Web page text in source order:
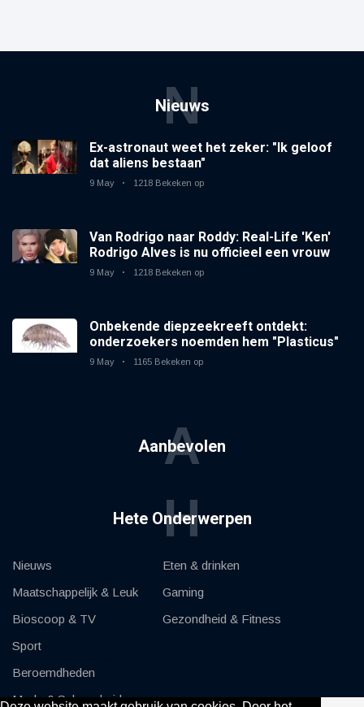
Nieuws
N
Ex-astronaut weet het zeker: "Ik geloof
dat aliens bestaan"
9 May 1218 Bekeken op
Van Rodrigo naar Roddy: Real-Life 'Ken'
Rodrigo Alves is nu officieel een vrouw
9 May 1218 Bekeken op
Onbekende diepzeekreeft ontdekt:
onderzoekers noemden hem "Plasticus"
9 May 1165 Bekeken op
Aanbevolen
A
Hete Onderwerpen
H
Nieuws
Maatschappelijk & Leuk
Bioscoop & TV
Sport
Beroemdheden
Mode & Schoonheid
Eten & drinken
Gaming
Gezondheid & Fitness